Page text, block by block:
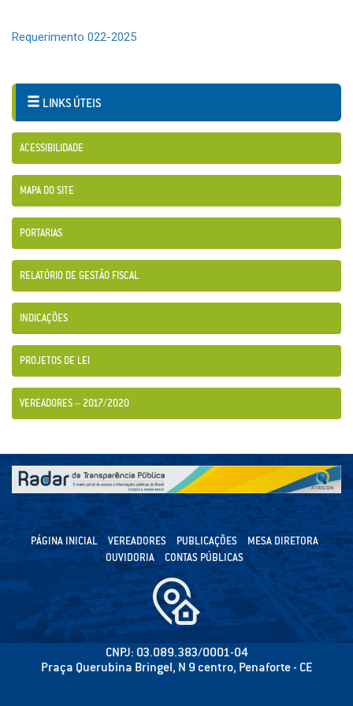
Requerimento 022-2025
LINKS ÚTEIS
ACESSIBILIDADE
MAPA DO SITE
PORTARIAS
RELATÓRIO DE GESTÃO FISCAL
INDICAÇÕES
PROJETOS DE LEI
VEREADORES – 2017/2020
PÁGINA INICIAL VEREADORES PUBLICAÇÕES
MESA DIRETORA
OUVIDORIA
CONTAS PÚBLICAS
CNPJ: 03.089.383/0001-04
Praça Querubina Bringel, N 9 centro, Penaforte - CE